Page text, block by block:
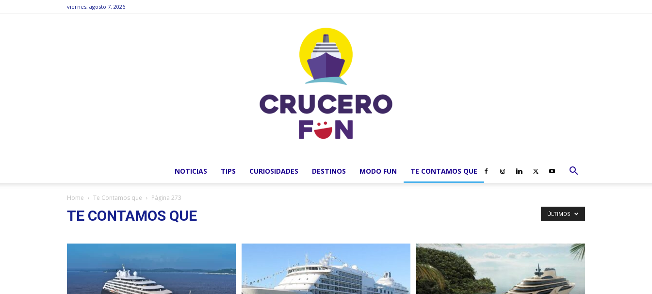
viernes, agosto 7, 2026
Fun
NOTICIAS TIPS CURIOSIDADES DESTINOS MODO FUN TE CONTAMOS QUE
Home Te Contamos que Página 273
TE CONTAMOS QUE ÚLTIMOS